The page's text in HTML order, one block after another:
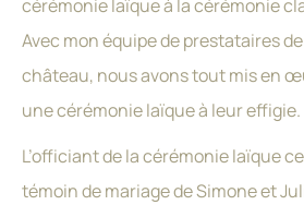
cérémonie laïque à la cérémonie
Avec mon équipe de prestataires
château, nous avons tout mis en
une cérémonie laïque à leur effigie.
L’officiant de la cérémonie laïque
témoin de mariage de Simone et